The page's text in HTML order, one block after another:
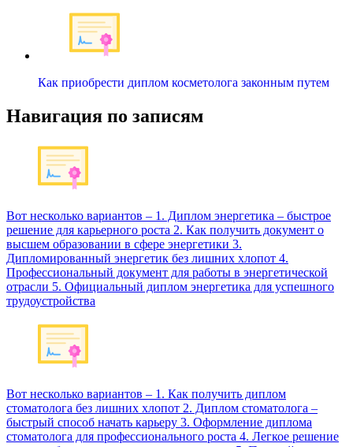
Как приобрести диплом косметолога законным путем
Навигация по записям
Вот несколько вариантов – 1. Диплом энергетика – быстрое
решение для карьерного роста 2. Как получить документ о
высшем образовании в сфере энергетики 3.
Дипломированный энергетик без лишних хлопот 4.
Профессиональный документ для работы в энергетической
отрасли 5. Официальный диплом энергетика для успешного
трудоустройства
Вот несколько вариантов – 1. Как получить диплом
стоматолога без лишних хлопот 2. Диплом стоматолога –
быстрый способ начать карьеру 3. Оформление диплома
стоматолога для профессионального роста 4. Легкое решение